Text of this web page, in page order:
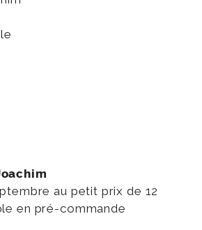
au petit prix de 12
en pré-commande